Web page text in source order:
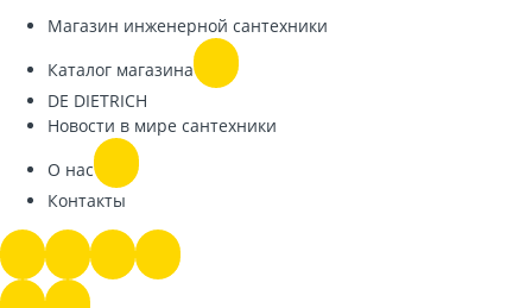
Магазин инженерной сантехники
Каталог магазина
DE DIETRICH
Новости в мире сантехники
О нас
Контакты